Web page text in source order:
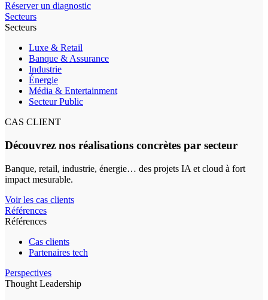
Réserver un diagnostic
Secteurs
Secteurs
Luxe & Retail
Banque & Assurance
Industrie
Énergie
Média & Entertainment
Secteur Public
CAS CLIENT
Découvrez nos réalisations concrètes par secteur
Banque, retail, industrie, énergie… des projets IA et cloud à fort
impact mesurable.
Voir les cas clients
Références
Références
Cas clients
Partenaires tech
Perspectives
Thought Leadership